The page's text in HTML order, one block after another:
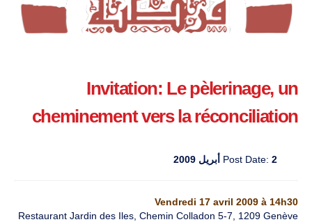
Invitation: Le pèlerinage, un
cheminement vers la réconciliation
Post Date: 2 أبريل 2009
Vendredi 17 avril 2009 à 14h30
Restaurant Jardin des Iles, Chemin Colladon 5-7, 1209 Genève